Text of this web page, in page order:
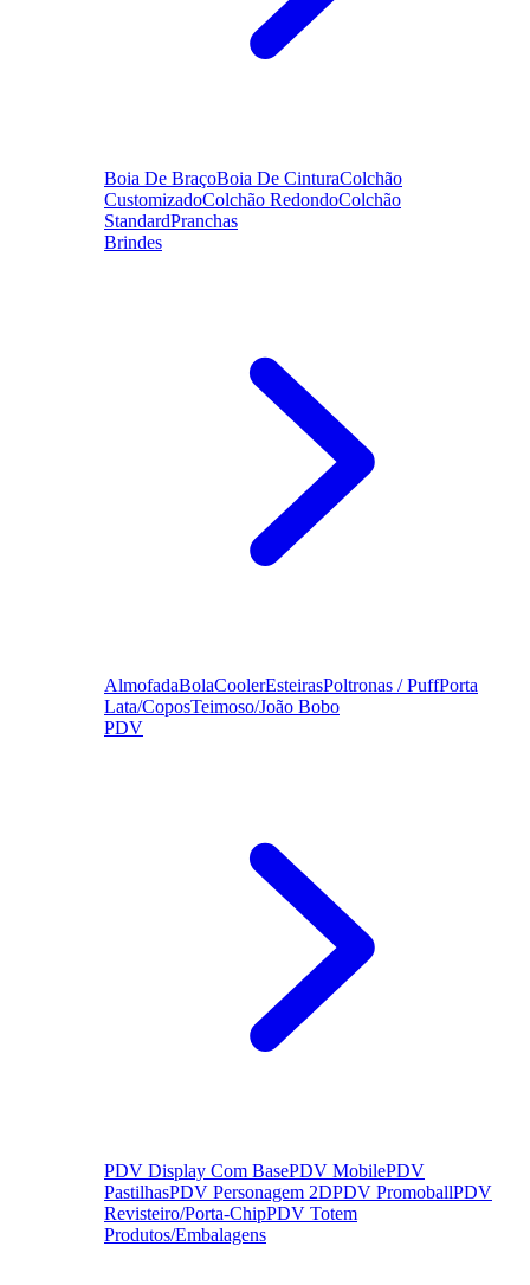
Boia De BraçoBoia De CinturaColchão
CustomizadoColchão RedondoColchão
StandardPranchas
Brindes
AlmofadaBolaCoolerEsteirasPoltronas / PuffPorta
Lata/CoposTeimoso/João Bobo
PDV
PDV Display Com BasePDV MobilePDV
PastilhasPDV Personagem 2DPDV PromoballPDV
Revisteiro/Porta-ChipPDV Totem
Produtos/Embalagens